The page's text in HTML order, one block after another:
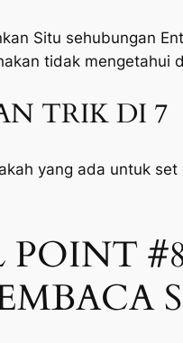
Situ sehubungan
tidak
TRIK DI 7
yang ada untuk